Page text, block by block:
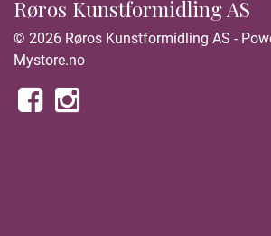
Røros Kunstformidling AS
© 2026 Røros Kunstformidling AS -
Mystore.no